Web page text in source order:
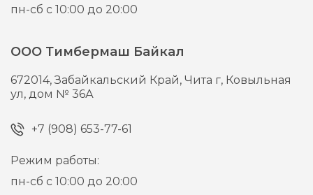
пн-сб с 10:00 до 20:00
ООО Тимбермаш Байкал
672014,Забайкальский Край, Чита г, Ковыльная
ул, дом № 36А
+7 (908) 653-77-61
Режим работы:
пн-сб с 10:00 до 20:00